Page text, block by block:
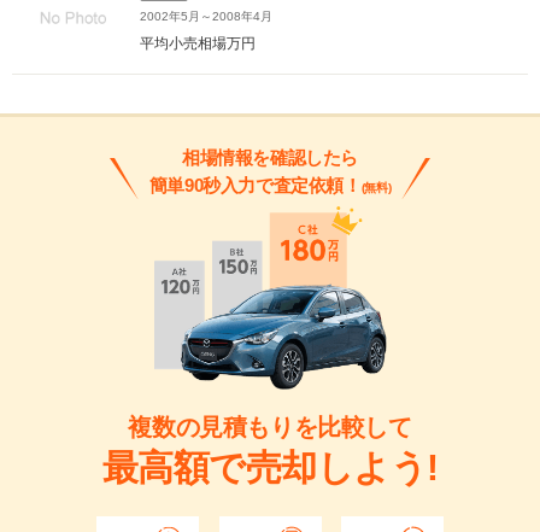
2002年5月～2008年4月
平均小売相場万円
相場情報を確認したら
簡単90秒入力で査定依頼！ (無料)
複数の見積もりを比較して
最高額で売却しよう!